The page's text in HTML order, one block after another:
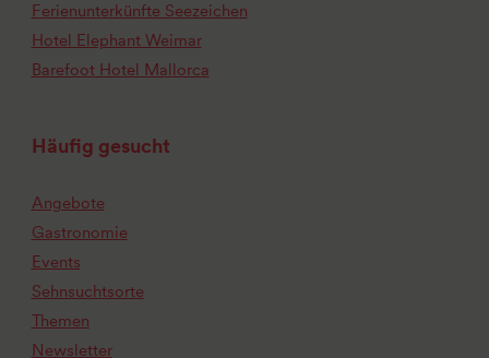
Ferienunterkünfte Seezeichen
Hotel Elephant Weimar
Barefoot Hotel Mallorca
Häufig gesucht
Angebote
Gastronomie
Events
Sehnsuchtsorte
Themen
Newsletter